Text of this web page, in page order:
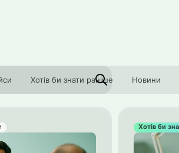
Хотів би знати раніше Новини
Хотів би